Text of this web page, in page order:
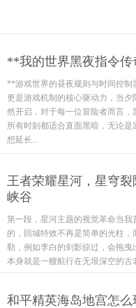
**我的世界黑夜指令
**游戏世界的昼夜规则与时间控
更是游戏机制的核心驱动力，当
然开启，对于每一位冒险者而言
所有时刻都适合直面黑暗，无论
想延长...
王者荣耀星河，星穹
峡谷
第一段，星河主题的视觉革命当
的，回城特效不再是简单的光柱
勒，例如李白的剑影掠过，会拖
本身就是一艘航行在无垠深空的古
和平精英海岛地宫怎